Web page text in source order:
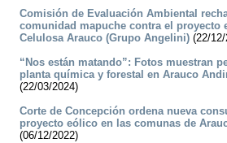
Comisión de Evaluación Ambiental
comunidad mapuche contra el proyecto
Celulosa Arauco (Grupo Angelini) (22/
“Nos están matando”: Fotos muestran
planta química y forestal en Arauco
(22/03/2024)
Corte de Concepción ordena nueva
proyecto eólico en las comunas de
(06/12/2022)